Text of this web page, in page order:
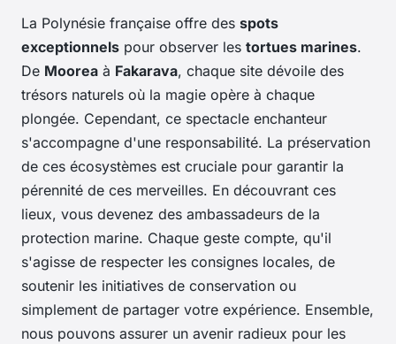
La Polynésie française offre des spots
exceptionnels pour observer les tortues marines.
De Moorea à Fakarava, chaque site dévoile des
trésors naturels où la magie opère à chaque
plongée. Cependant, ce spectacle enchanteur
s'accompagne d'une responsabilité. La préservation
de ces écosystèmes est cruciale pour garantir la
pérennité de ces merveilles. En découvrant ces
lieux, vous devenez des ambassadeurs de la
protection marine. Chaque geste compte, qu'il
s'agisse de respecter les consignes locales, de
soutenir les initiatives de conservation ou
simplement de partager votre expérience. Ensemble,
nous pouvons assurer un avenir radieux pour les